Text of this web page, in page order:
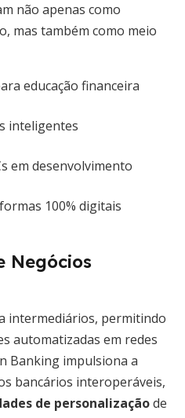
não apenas como
mas também como meio
educação financeira
inteligentes
em desenvolvimento
100% digitais
Negócios
intermediários, permitindo
automatizadas em redes
Banking impulsiona a
bancários interoperáveis,
de personalizaçãode